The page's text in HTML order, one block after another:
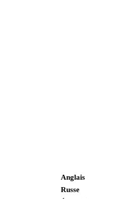
Anglais
Russe